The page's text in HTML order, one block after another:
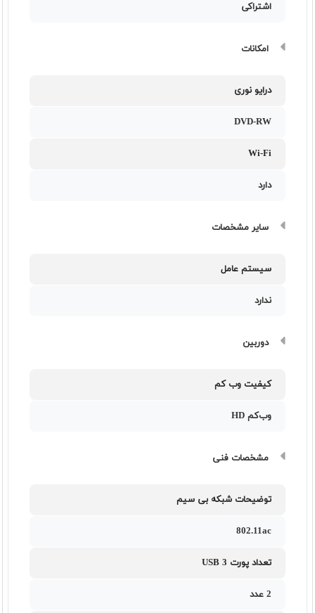
اشتراکی
امکانات
درایو نوری
DVD-RW
Wi-Fi
دارد
سایر مشخصات
سیستم عامل
ندارد
دوربین
کیفیت وب کم
وب‌کم HD
مشخصات فنی
توضیحات شبکه بی سیم
802.11ac
تعداد پورت USB 3
2 عدد